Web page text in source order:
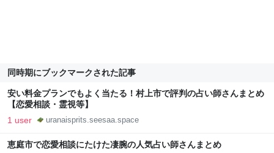
同時期にブックマークされた記事
安い料金プランでもよく当たる！村上市で評判の占い師さんまとめ
【恋愛相談・霊視等】
1 user uranaisprits.seesaa.space
恵庭市で恋愛相談にたけた凄腕の人気占い師さんまとめ